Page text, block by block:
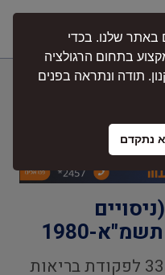
רפואיים בבני
1980
בתוקף סמכותי לפי סעיף 33 לפקודת בריאות
שלנו. בכדי
בתחום הרגולציה
תודה ונתראה בפנים
נתקדם